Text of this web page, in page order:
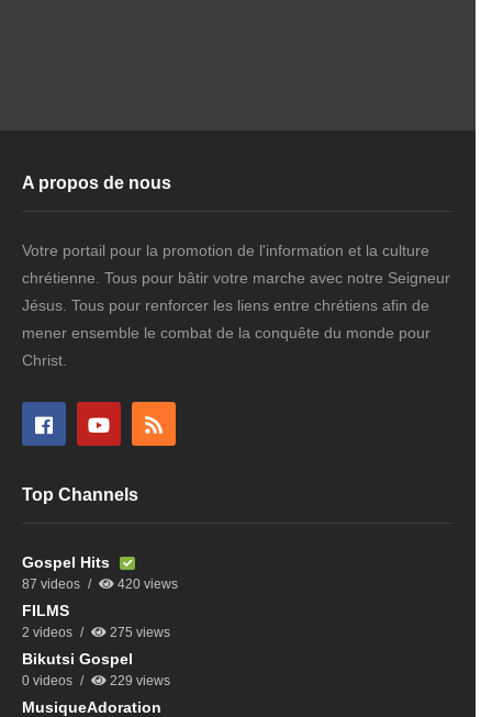
A propos de nous
Votre portail pour la promotion de l'information et la culture
chrétienne. Tous pour bâtir votre marche avec notre Seigneur
Jésus. Tous pour renforcer les liens entre chrétiens afin de
mener ensemble le combat de la conquête du monde pour
Christ.
Top Channels
Gospel Hits
87 videos 420 views
FILMS
2 videos 275 views
Bikutsi Gospel
0 videos 229 views
MusiqueAdoration